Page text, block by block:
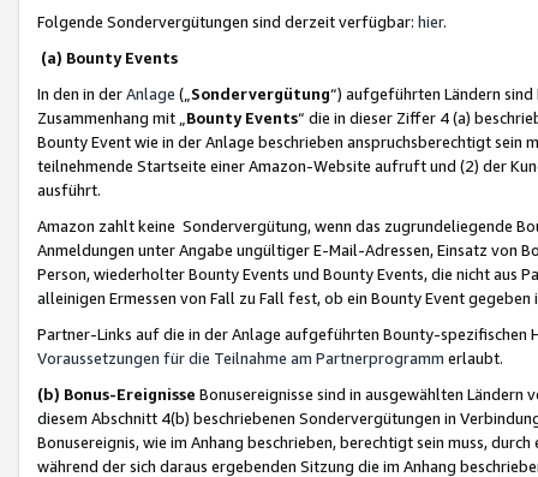
Folgende Sondervergütungen sind derzeit verfügbar: hier.
(a) Bounty Events
In den in derAnlage („ Sondervergütung“) aufgeführten Ländern
Zusammenhang mit „ Bounty Events“ die in dieser Ziffer 4 (a)
Bounty Event wie in der Anlage beschrieben anspruchsberechtigt sein
teilnehmende Startseite einer Amazon-Website aufruft und (2) der
ausführt.
Amazon zahlt keine Sondervergütung, wenn das zugrundeliegende
Anmeldungen unter Angabe ungültiger E-Mail-Adressen, Einsatz von
Person, wiederholter Bounty Events und Bounty Events, die nicht
alleinigen Ermessen von Fall zu Fall fest, ob ein Bounty Event
Partner-Links auf die in der Anlage aufgeführten Bounty-spezifischen
Voraussetzungen für die Teilnahme am Partnerprogramm erlaubt.
(b) Bonus-Ereignisse Bonusereignisse sind in ausgewählten Ländern
diesem Abschnitt 4(b) beschriebenen Sondervergütungen in
Bonusereignis, wie im Anhang beschrieben, berechtigt sein muss,
während der sich daraus ergebenden Sitzung die im Anhang